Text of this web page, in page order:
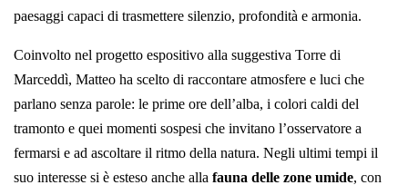
paesaggi capaci di trasmettere silenzio, profondità e armonia.
Coinvolto nel progetto espositivo alla suggestiva Torre di
Marceddì, Matteo ha scelto di raccontare atmosfere e luci che
parlano senza parole: le prime ore dell’alba, i colori caldi del
tramonto e quei momenti sospesi che invitano l’osservatore a
fermarsi e ad ascoltare il ritmo della natura. Negli ultimi tempi il
suo interesse si è esteso anche alla fauna delle zone umide, con